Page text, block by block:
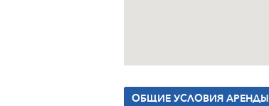
ОБЩИЕ УСЛОВИЯ АРЕНДЫ